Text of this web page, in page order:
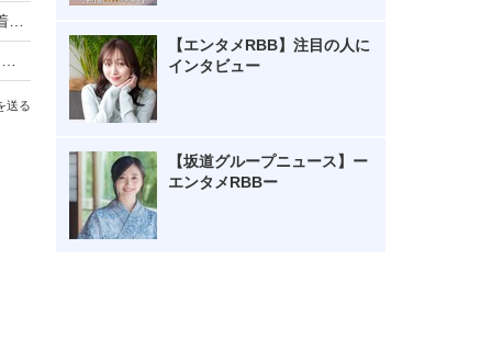
送る
【エンタメRBB】注目の人に
インタビュー
【坂道グループニュース】ー
エンタメRBBー